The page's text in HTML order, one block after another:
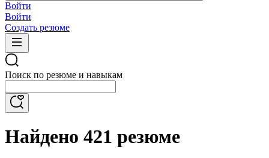
Войти
Войти
Создать резюме
Поиск по резюме и навыкам
Найдено 421 резюме